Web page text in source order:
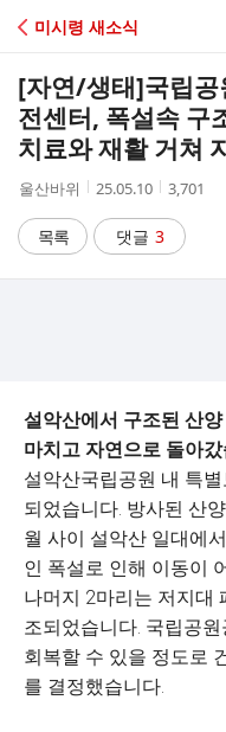
C
A
미시령 새소식
[자연/생태]국립
전센터, 폭설속 구
치료와 재활 거쳐
작
자
울산바위
작
시
간
25.05.10
조
수
3,701
목록 댓글 3
설악산에서 구조된 산
마치고 자연으로 돌아
설악산국립공원 내 특
되었습니다. 방사된 산
월 사이 설악산 일대에
인 폭설로 인해 이동이
나머지 2마리는 저지대
조되었습니다. 국립공
회복할 수 있을 정도로
를 결정했습니다.